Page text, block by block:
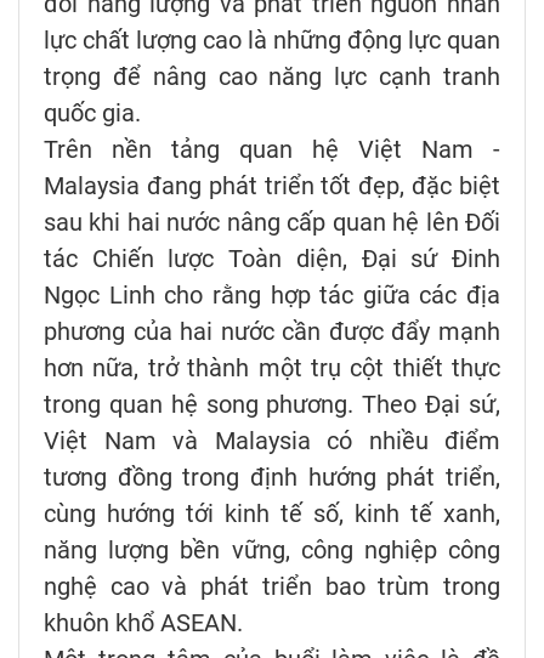
lực chất lượng cao là những động lực quan
trọng để nâng cao năng lực cạnh tranh
quốc gia.
Trên nền tảng quan hệ Việt Nam -
Malaysia đang phát triển tốt đẹp, đặc biệt
sau khi hai nước nâng cấp quan hệ lên Đối
tác Chiến lược Toàn diện, Đại sứ Đinh
Ngọc Linh cho rằng hợp tác giữa các địa
phương của hai nước cần được đẩy mạnh
hơn nữa, trở thành một trụ cột thiết thực
trong quan hệ song phương. Theo Đại sứ,
Việt Nam và Malaysia có nhiều điểm
tương đồng trong định hướng phát triển,
cùng hướng tới kinh tế số, kinh tế xanh,
năng lượng bền vững, công nghiệp công
nghệ cao và phát triển bao trùm trong
khuôn khổ ASEAN.